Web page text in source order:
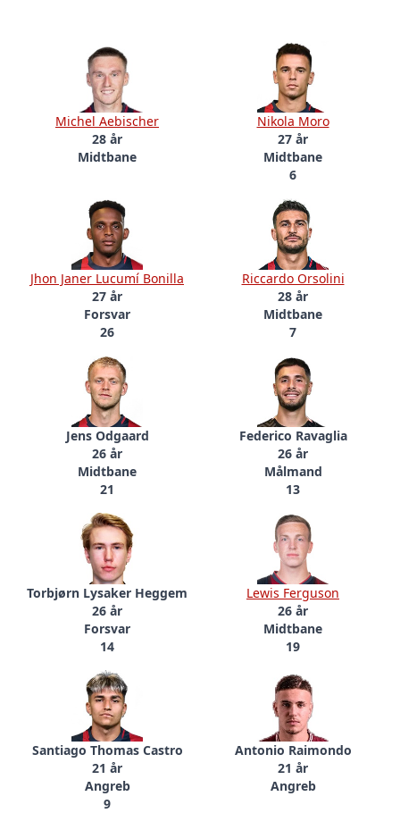
Michel Aebischer
28 år
Midtbane
Nikola Moro
27 år
Midtbane
6
Jhon Janer Lucumí Bonilla
27 år
Forsvar
26
Riccardo Orsolini
28 år
Midtbane
7
Jens Odgaard
26 år
Midtbane
21
Federico Ravaglia
26 år
Målmand
13
Torbjørn Lysaker Heggem
26 år
Forsvar
14
Lewis Ferguson
26 år
Midtbane
19
Santiago Thomas Castro
21 år
Angreb
9
Antonio Raimondo
21 år
Angreb